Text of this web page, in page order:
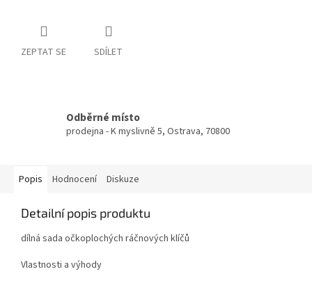
ZEPTAT SE SDÍLET
Odběrné místo
prodejna - K myslivně 5, Ostrava, 70800
Popis Hodnocení Diskuze
Detailní popis produktu
dílná sada očkoplochých ráčnových klíčů
Vlastnosti a výhody